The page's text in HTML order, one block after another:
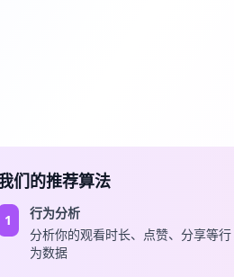
们的推荐算法
1
行为分析
分析你的观看时长、点赞、分享等行
为数据